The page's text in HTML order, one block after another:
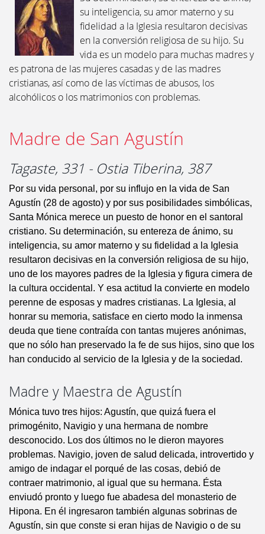
su inteligencia, su amor materno y su
fidelidad a la Iglesia resultaron decisivas
en la conversión religiosa de su hijo. Su
vida es un modelo para muchas madres y
es patrona de las mujeres casadas y de las madres
cristianas, así como de las víctimas de abusos, los
alcohólicos o los matrimonios con problemas.
Madre de San Agustín
Tagaste, 331 - Ostia Tiberina, 387
Por su vida personal, por su influjo en la vida de San
Agustín (28 de agosto) y por sus posibilidades simbólicas,
Santa Mónica merece un puesto de honor en el santoral
cristiano. Su determinación, su entereza de ánimo, su
inteligencia, su amor materno y su fidelidad a la Iglesia
resultaron decisivas en la conversión religiosa de su hijo,
uno de los mayores padres de la Iglesia y figura cimera de
la cultura occidental. Y esa actitud la convierte en modelo
perenne de esposas y madres cristianas. La Iglesia, al
honrar su memoria, satisface en cierto modo la inmensa
deuda que tiene contraída con tantas mujeres anónimas,
que no sólo han preservado la fe de sus hijos, sino que los
han conducido al servicio de la Iglesia y de la sociedad.
Madre y Maestra de Agustín
Mónica tuvo tres hijos: Agustín, que quizá fuera el
primogénito, Navigio y una hermana de nombre
desconocido. Los dos últimos no le dieron mayores
problemas. Navigio, joven de salud delicada, introvertido y
amigo de indagar el porqué de las cosas, debió de
contraer matrimonio, al igual que su hermana. Ésta
enviudó pronto y luego fue abadesa del monasterio de
Hipona. En él ingresaron también algunas sobrinas de
Agustín, sin que conste si eran hijas de Navigio o de su